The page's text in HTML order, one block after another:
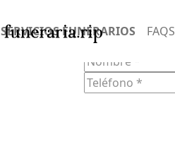
SERVICIOS FUNERARIOS FAQS